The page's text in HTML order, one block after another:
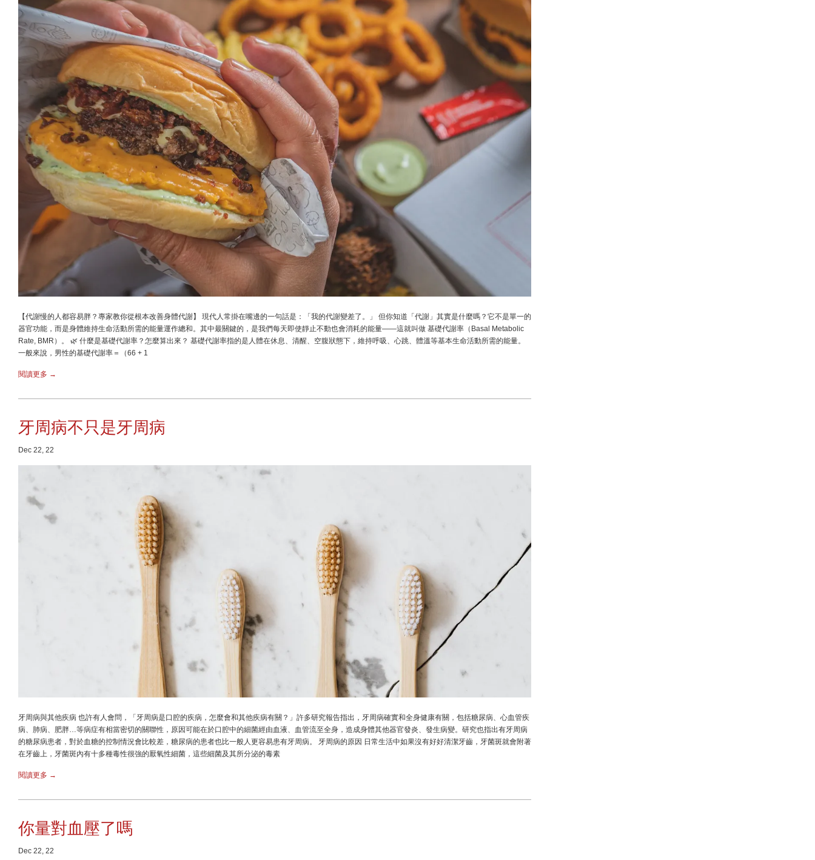
【代謝慢的人都容易胖？專家教你從根本改善身體代謝】 現代人常掛在嘴邊的一句話是：「我的代謝變差了。」 但你知道「代謝」其實是什麼嗎？它不是單一的
器官功能，而是身體維持生命活動所需的能量運作總和。其中最關鍵的，是我們每天即使靜止不動也會消耗的能量——這就叫做 基礎代謝率（Basal Metabolic
Rate, BMR）。 🌿 什麼是基礎代謝率？怎麼算出來？ 基礎代謝率指的是人體在休息、清醒、空腹狀態下，維持呼吸、心跳、體溫等基本生命活動所需的能量。
一般來說，男性的基礎代謝率＝（66 + 1
閱讀更多 →
牙周病不只是牙周病
Dec 22, 22
牙周病與其他疾病 也許有人會問，「牙周病是口腔的疾病，怎麼會和其他疾病有關？」許多研究報告指出，牙周病確實和全身健康有關，包括糖尿病、心血管疾
病、肺病、肥胖…等病症有相當密切的關聯性，原因可能在於口腔中的細菌經由血液、血管流至全身，造成身體其他器官發炎、發生病變。研究也指出有牙周病
的糖尿病患者，對於血糖的控制情況會比較差，糖尿病的患者也比一般人更容易患有牙周病。 牙周病的原因 日常生活中如果沒有好好清潔牙齒，牙菌斑就會附著
在牙齒上，牙菌斑內有十多種毒性很強的厭氧性細菌，這些細菌及其所分泌的毒素
閱讀更多 →
你量對血壓了嗎
Dec 22, 22